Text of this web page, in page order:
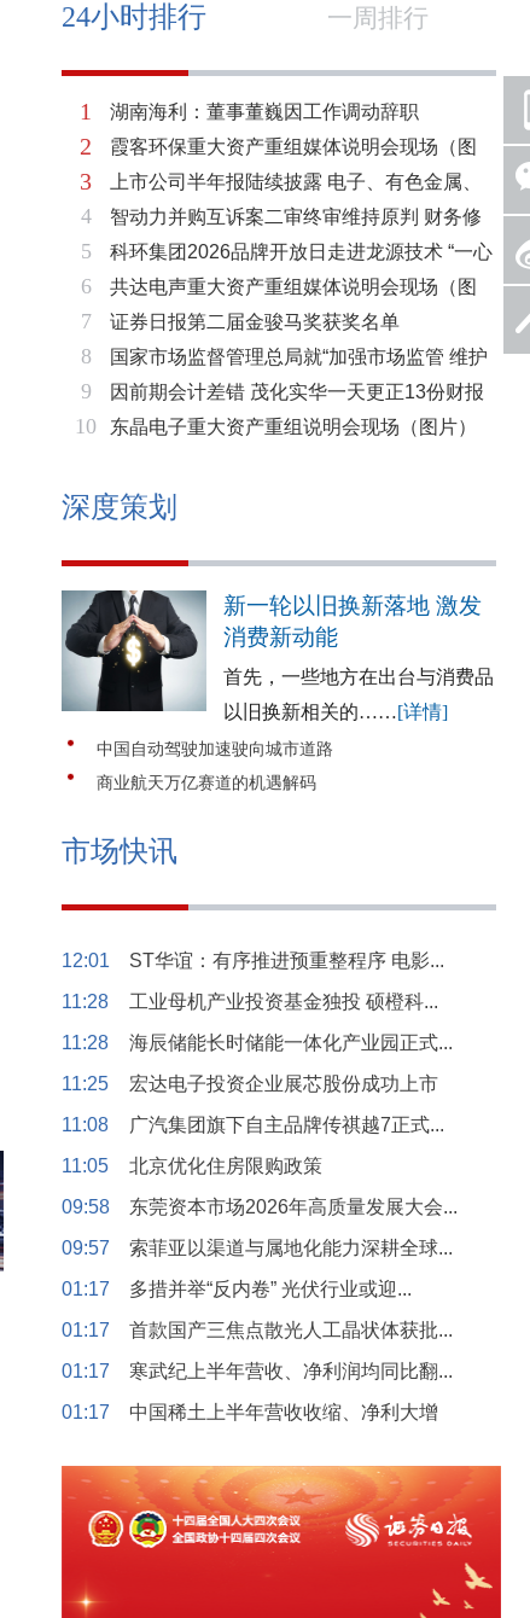
24小时排行 一周排行
1
2
3
4
5
6
7
8
9
10
湖南海利：董事董巍因工作调动辞职
霞客环保重大资产重组媒体说明会现场（图
片）
上市公司半年报陆续披露 电子、有色金属、
基础化工三大板块率先走强
智动力并购互诉案二审终审维持原判 财务修
复与估值空间同步打开
科环集团2026品牌开放日走进龙源技术 “一心
两脉”赋能火电绿色低碳转型
共达电声重大资产重组媒体说明会现场（图
片）
证券日报第二届金骏马奖获奖名单
国家市场监督管理总局就“加强市场监管 维护
市场秩序”答记者问
因前期会计差错 茂化实华一天更正13份财报
东晶电子重大资产重组说明会现场（图片）
深度策划
新一轮以旧换新落地 激发
消费新动能
首先，一些地方在出台与消费品
以旧换新相关的……[详情]
中国自动驾驶加速驶向城市道路
商业航天万亿赛道的机遇解码
市场快讯
12:01
ST华谊：有序推进预重整程序 电影...
11:28
工业母机产业投资基金独投 硕橙科...
11:28
海辰储能长时储能一体化产业园正式...
11:25
宏达电子投资企业展芯股份成功上市
11:08
广汽集团旗下自主品牌传祺越7正式...
11:05
北京优化住房限购政策
09:58
东莞资本市场2026年高质量发展大会...
09:57
索菲亚以渠道与属地化能力深耕全球...
01:17
多措并举“反内卷” 光伏行业或迎...
01:17
首款国产三焦点散光人工晶状体获批...
01:17
寒武纪上半年营收、净利润均同比翻...
01:17
中国稀土上半年营收收缩、净利大增